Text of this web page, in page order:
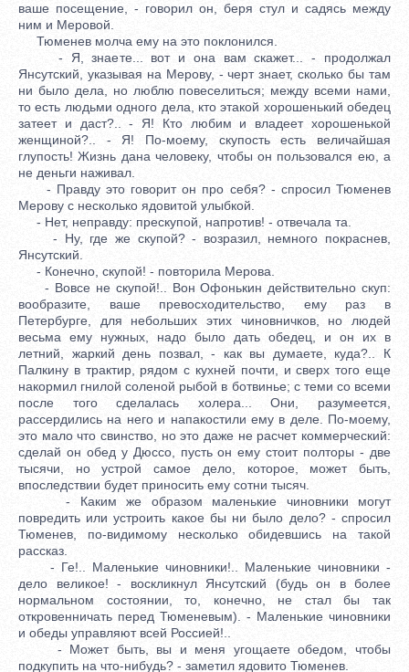
ваше посещение, - говорил он, беря стул и садясь между
ним и Меровой.
Тюменев молча ему на это поклонился.
- Я, знаете... вот и она вам скажет... - продолжал
Янсутский, указывая на Мерову, - черт знает, сколько бы там
ни было дела, но люблю повеселиться; между всеми нами,
то есть людьми одного дела, кто этакой хорошенький обедец
затеет и даст?.. - Я! Кто любим и владеет хорошенькой
женщиной?.. - Я! По-моему, скупость есть величайшая
глупость! Жизнь дана человеку, чтобы он пользовался ею, а
не деньги наживал.
- Правду это говорит он про себя? - спросил Тюменев
Мерову с несколько ядовитой улыбкой.
- Нет, неправду: прескупой, напротив! - отвечала та.
- Ну, где же скупой? - возразил, немного покраснев,
Янсутский.
- Конечно, скупой! - повторила Мерова.
- Вовсе не скупой!.. Вон Офонькин действительно скуп:
вообразите, ваше превосходительство, ему раз в
Петербурге, для небольших этих чиновничков, но людей
весьма ему нужных, надо было дать обедец, и он их в
летний, жаркий день позвал, - как вы думаете, куда?.. К
Палкину в трактир, рядом с кухней почти, и сверх того еще
накормил гнилой соленой рыбой в ботвинье; с теми со всеми
после того сделалась холера... Они, разумеется,
рассердились на него и напакостили ему в деле. По-моему,
это мало что свинство, но это даже не расчет коммерческий:
сделай он обед у Дюссо, пусть он ему стоит полторы - две
тысячи, но устрой самое дело, которое, может быть,
впоследствии будет приносить ему сотни тысяч.
- Каким же образом маленькие чиновники могут
повредить или устроить какое бы ни было дело? - спросил
Тюменев, по-видимому несколько обидевшись на такой
рассказ.
- Ге!.. Маленькие чиновники!.. Маленькие чиновники -
дело великое! - воскликнул Янсутский (будь он в более
нормальном состоянии, то, конечно, не стал бы так
откровенничать перед Тюменевым). - Маленькие чиновники
и обеды управляют всей Россией!..
- Может быть, вы и меня угощаете обедом, чтобы
подкупить на что-нибудь? - заметил ядовито Тюменев.